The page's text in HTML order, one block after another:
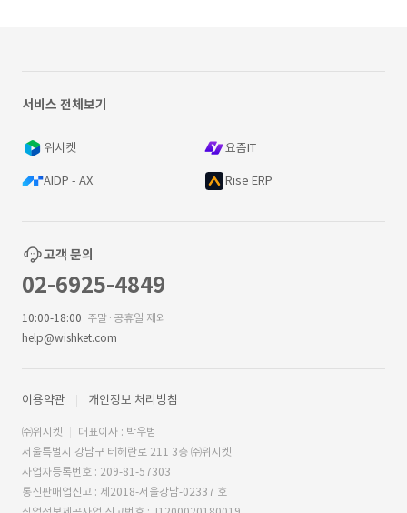
서비스 전체보기
위시켓 요즘IT
AIDP - AX Rise ERP
고객 문의
02-6925-4849
10:00-18:00 주말·공휴일 제외
help@wishket.com
이용약관 개인정보 처리방침
㈜위시켓
대표이사 : 박우범
서울특별시 강남구 테헤란로 211 3층 ㈜위시켓
사업자등록번호 : 209-81-57303
통신판매업신고 : 제2018-서울강남-02337 호